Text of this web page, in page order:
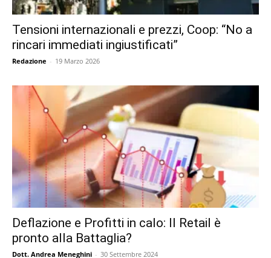
Tensioni internazionali e prezzi, Coop: “No a
rincari immediati ingiustificati”
Redazione - 19 Marzo 2026
Deflazione e Profitti in calo: Il Retail è
pronto alla Battaglia?
Dott. Andrea Meneghini - 30 Settembre 2024